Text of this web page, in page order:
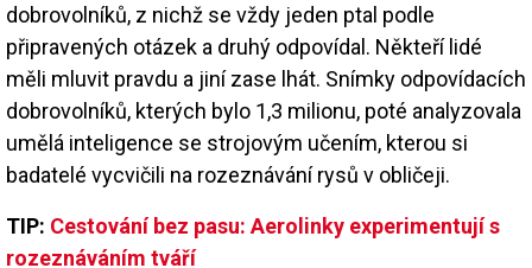
dobrovolníků, z nichž se vždy jeden ptal podle
připravených otázek a druhý odpovídal. Někteří lidé
měli mluvit pravdu a jiní zase lhát. Snímky odpovídacích
dobrovolníků, kterých bylo 1,3 milionu, poté analyzovala
umělá inteligence se strojovým učením, kterou si
badatelé vycvičili na rozeznávání rysů v obličeji.
TIP: Cestování bez pasu: Aerolinky experimentují s
rozeznáváním tváří